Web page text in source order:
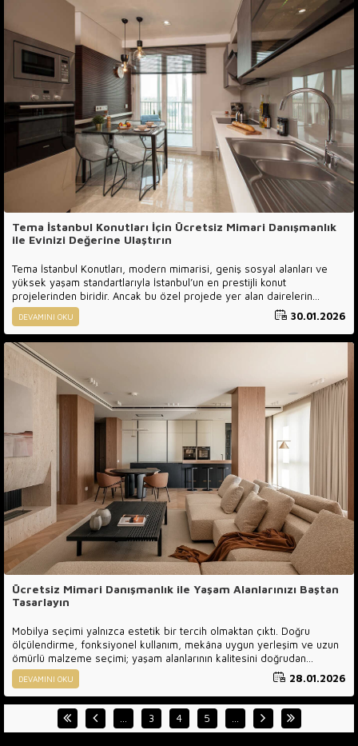
Tema İstanbul Konutları İçin Ücretsiz Mimari Danışmanlık
ile Evinizi Değerine Ulaştırın
Tema İstanbul Konutları, modern mimarisi, geniş sosyal alanları ve
yüksek yaşam standartlarıyla İstanbul’un en prestijli konut
projelerinden biridir. Ancak bu özel projede yer alan dairelerin
gerçek potansiyelini ortaya çıkarmak, doğru mimari planlama ve
profesyonel destek olmadan çoğu zaman mümkün olmaz.
DEVAMINI OKU 30.01.2026
Ücretsiz Mimari Danışmanlık ile Yaşam Alanlarınızı Baştan
Tasarlayın
Mobilya seçimi yalnızca estetik bir tercih olmaktan çıktı. Doğru
ölçülendirme, fonksiyonel kullanım, mekâna uygun yerleşim ve uzun
ömürlü malzeme seçimi; yaşam alanlarının kalitesini doğrudan
etkileyen en önemli unsurlar arasında yer alıyor. Luxury Line Mobilya
olarak, tüm bu süreci sizin için kolaylaştırıyor ve ücretsiz mimari
danışmanlık hizmetimizle yaşam alanlarınıza profesyonel bir bakış
kazandırıyoruz.
DEVAMINI OKU 28.01.2026
… 3 4 5 …